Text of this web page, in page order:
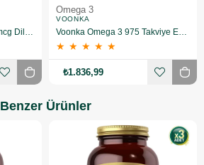
Omega 3
VOONKA
★ ★ ★ ★ ★
₺1.836,99
Benzer Ürünler